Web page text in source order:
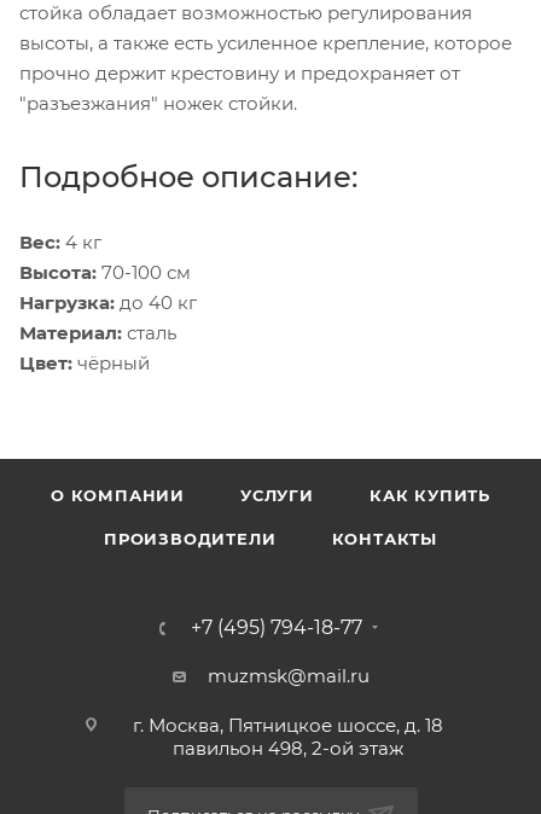
стойка обладает возможностью регулирования
высоты, а также есть усиленное крепление, которое
прочно держит крестовину и предохраняет от
"разъезжания" ножек стойки.
Подробное описание:
Вес: 4 кг
Высота: 70-100 см
Нагрузка: до 40 кг
Материал: сталь
Цвет: чёрный
О КОМПАНИИ УСЛУГИ КАК КУПИТЬ
ПРОИЗВОДИТЕЛИ КОНТАКТЫ
+7 (495) 794-18-77
muzmsk@mail.ru
г. Москва, Пятницкое шоссе, д. 18
павильон 498, 2-ой этаж